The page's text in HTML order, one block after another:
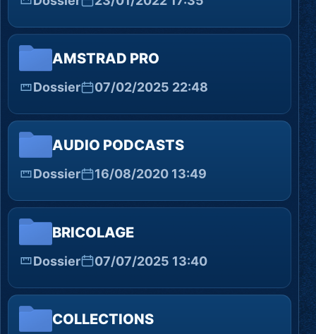
AMSTRAD PRO
Dossier 07/02/2025 22:48
AUDIO PODCASTS
Dossier 16/08/2020 13:49
BRICOLAGE
Dossier 07/07/2025 13:40
COLLECTIONS